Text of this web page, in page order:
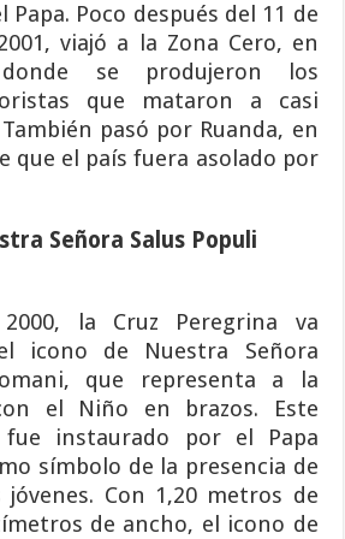
Poco después del 11 de
viajó a la Zona Cero, en
se produjeron los
que mataron a casi
pasó por Ruanda, en
que el país fuera asolado por
Señora Salus Populi
la Cruz Peregrina va
icono de Nuestra Señora
que representa a la
el Niño en brazos. Este
instaurado por el Papa
símbolo de la presencia de
Con 1,20 metros de
de ancho, el icono de